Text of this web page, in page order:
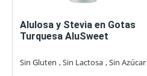
Alulosa y Stevia en Gotas
Turquesa AluSweet
Sin Gluten , Sin Lactosa , Sin Azúcar